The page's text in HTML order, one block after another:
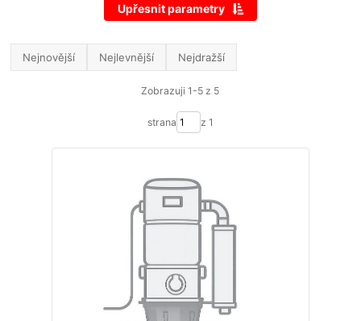
Upřesnit parametry
Nejnovější Nejlevnější Nejdražší
Zobrazuji 1-5 z 5
strana z 1